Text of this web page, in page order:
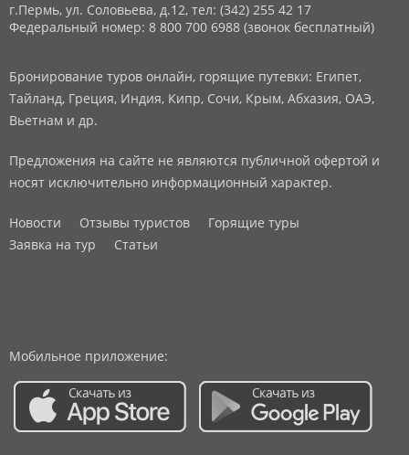
г.Пермь, ул. Соловьева, д.12, тел: (342) 255 42 17
Федеральный номер: 8 800 700 6988 (звонок бесплатный)
Бронирование туров онлайн, горящие путевки: Египет,
Тайланд, Греция, Индия, Кипр, Сочи, Крым, Абхазия, ОАЭ,
Вьетнам и др.
Предложения на сайте не являются публичной офертой и
носят исключительно информационный характер.
Новости Отзывы туристов
Горящие туры
Заявка на тур
Статьи
Мобильное приложение: